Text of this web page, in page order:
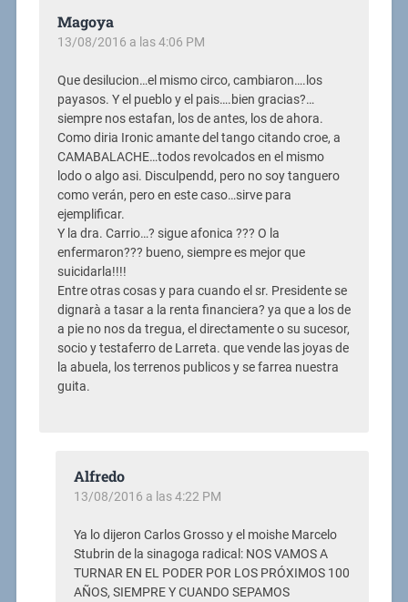
Magoya
13/08/2016 a las 4:06 PM
Que desilucion…el mismo circo, cambiaron….los
payasos. Y el pueblo y el pais….bien gracias?…
siempre nos estafan, los de antes, los de ahora.
Como diria Ironic amante del tango citando croe, a
CAMABALACHE…todos revolcados en el mismo
lodo o algo asi. Disculpendd, pero no soy tanguero
como verán, pero en este caso…sirve para
ejemplificar.
Y la dra. Carrio…? sigue afonica ??? O la
enfermaron??? bueno, siempre es mejor que
suicidarla!!!!
Entre otras cosas y para cuando el sr. Presidente se
dignarà a tasar a la renta financiera? ya que a los de
a pie no nos da tregua, el directamente o su sucesor,
socio y testaferro de Larreta. que vende las joyas de
la abuela, los terrenos publicos y se farrea nuestra
guita.
Alfredo
13/08/2016 a las 4:22 PM
Ya lo dijeron Carlos Grosso y el moishe Marcelo
Stubrin de la sinagoga radical: NOS VAMOS A
TURNAR EN EL PODER POR LOS PRÓXIMOS 100
AÑOS, SIEMPRE Y CUANDO SEPAMOS